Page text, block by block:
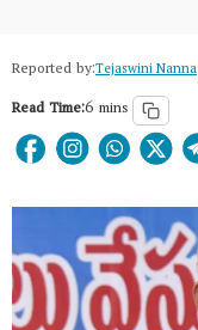
Reported by:Tejaswini Nanna
Read Time:6 mins